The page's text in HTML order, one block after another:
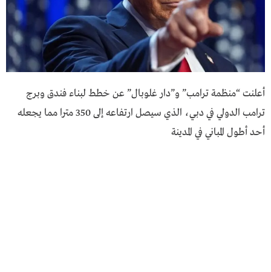
أعلنت “منظمة ترامب” و”دار غلوبال” عن خطط لبناء فندق وبرج
ترامب الدولي في دبي، الذي سيصل ارتفاعه إلى 350 مترا مما يجعله
أحد أطول المباني في المدينة